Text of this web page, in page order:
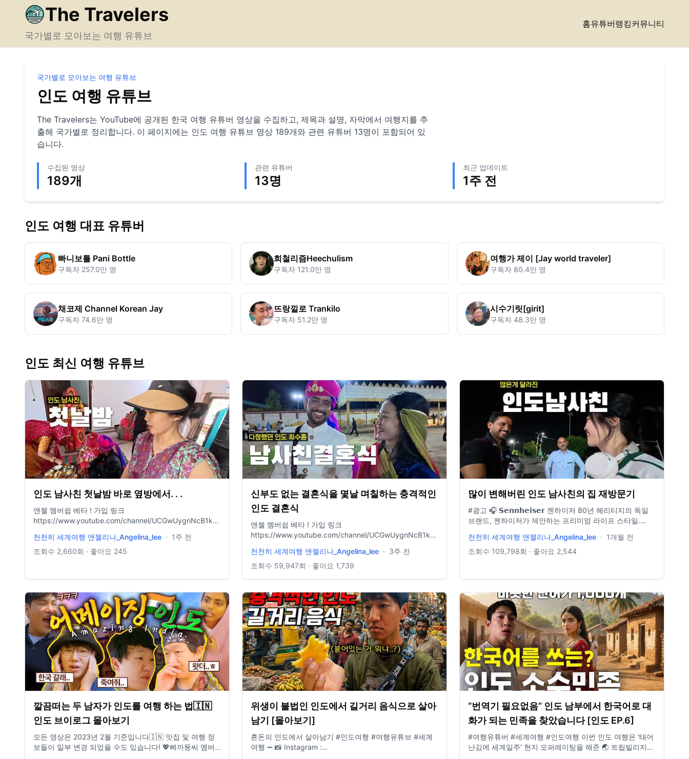
The Travelers
국가별로 모아보는 여행 유튜브
홈유튜버랭킹커뮤니티
국가별로 모아보는 여행 유튜브
인도 여행 유튜브
The Travelers는 YouTube에 공개된 한국 여행 유튜버 영상을 수집하고, 제목과 설명, 자막에서 여행지를 추
출해 국가별로 정리합니다. 이 페이지에는 인도 여행 유튜브 영상 189개와 관련 유튜버 13명이 포함되어 있
습니다.
수집된 영상
189개
관련 유튜버
13명
최근 업데이트
1주 전
인도 여행 대표 유튜버
빠니보틀 Pani Bottle
구독자 257.0만 명
희철리즘Heechulism
구독자 121.0만 명
여행가 제이 [Jay world traveler]
구독자 80.4만 명
채코제 Channel Korean Jay
구독자 74.6만 명
뜨랑낄로 Trankilo
구독자 51.2만 명
시수기릿[girit]
구독자 48.3만 명
인도 최신 여행 유튜브
인도 남사친 첫날밤 바로 옆방에서. . .
앤젤 멤버쉽 베타 ! 가입 링크
https://www.youtube.com/channel/UCGwUygnNcB1kcbmWl_jfzlQ/join
https://linktr.ee/angelinagadget 배경음악 정보
https://blog.naver.com/selxy/221688046797 제가 배경
년 가입시) , 한 달 도 가입 가능 !
http://share.epidemicsound.com/30daysfree (에피데믹
사운드 한 달 무료링크) https://youtu.be/O-49tsFFf4o 드
론 영상 채널 🌸 Instagram →
https://www.instagram.com/lovelew 🌸 Naver blog →
https://blog.naver.com/selxy - 위 링크로 구매시 저에게
수수료가 지불될 수 있습니다.
천천히 세계여행 앤젤리나_Angelina_lee · 1주 전
조회수 2,660회 · 좋아요 245
신부도 없는 결혼식을 몇날 며칠하는 충격적인
인도 결혼식
앤젤 멤버쉽 베타 ! 가입 링크
https://www.youtube.com/channel/UCGwUygnNcB1kcbmWl_jfzlQ/join
https://linktr.ee/angelinagadget 배경음악 정보
https://blog.naver.com/selxy/221688046797 제가 배경
년 가입시) , 한 달 도 가입 가능 !
http://share.epidemicsound.com/30daysfree (에피데믹
사운드 한 달 무료링크) https://youtu.be/O-49tsFFf4o 드
론 영상 채널 🌸 Instagram →
https://www.instagram.com/lovelew 🌸 Naver blog →
https://blog.naver.com/selxy - 위 링크로 구매시 저에게
수수료가 지불될 수 있습니다.
천천히 세계여행 앤젤리나_Angelina_lee · 3주 전
조회수 59,947회 · 좋아요 1,739
많이 변해버린 인도 남사친의 집 재방문기
#광고 🎧 𝗦𝗲𝗻𝗻𝗵𝗲𝗶𝘀𝗲𝗿 젠하이저 80년 헤리티지의 독일
브랜드, 젠하이저가 제안하는 프리미엄 라이프 스타일.
를 경험하세요. ✔️ 젠하이저가 직접 개발한 SYS38 42mm
드라이버 탑재 ✔️ 음질과 편안함에 최적화된 반응형 액티브
hearing.com/product/detail.html?product_no=688 #젠
하이저 #헤드폰 #무선헤드폰 #모멘텀5
천천히 세계여행 앤젤리나_Angelina_lee · 1개월 전
조회수 109,798회 · 좋아요 2,544
깔끔떠는 두 남자가 인도를 여행 하는 법🇮🇳
인도 브이로그 몰아보기
모든 영상은 2023년 2월 기준입니다🇮🇳 맛집 및 여행 정
보들이 일부 변경 되었을 수도 있습니다! 💖삐까뚱씨 멤버
위생이 불법인 인도에서 길거리 음식으로 살아
남기 [몰아보기]
혼돈의 인도에서 살아남기 #인도여행 #여행유튜브 #세계
여행 ➖ 📸 Instagram :
“번역기 필요없음” 인도 남부에서 한국어로 대
화가 되는 민족을 찾았습니다 [인도 EP.6]
#여행유튜버 #세계여행 #인도여행 이번 인도 여행은 '태어
난김에 세계일주' 현지 오퍼레이팅을 해준 🌏 트립빌리지